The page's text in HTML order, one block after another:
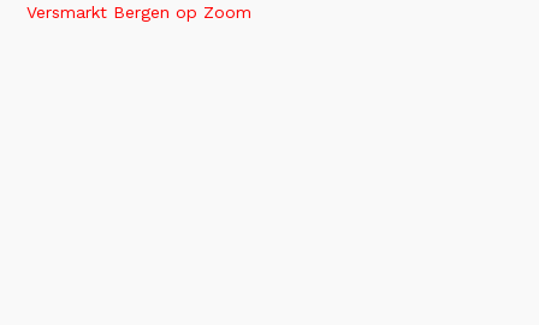
Versmarkt Bergen op Zoom